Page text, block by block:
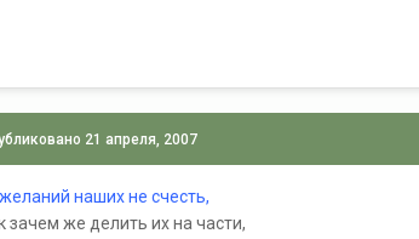
21 апреля, 2007
наших не счесть,
зачем же делить их на части,